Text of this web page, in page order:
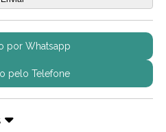
por Whatsapp
pelo Telefone